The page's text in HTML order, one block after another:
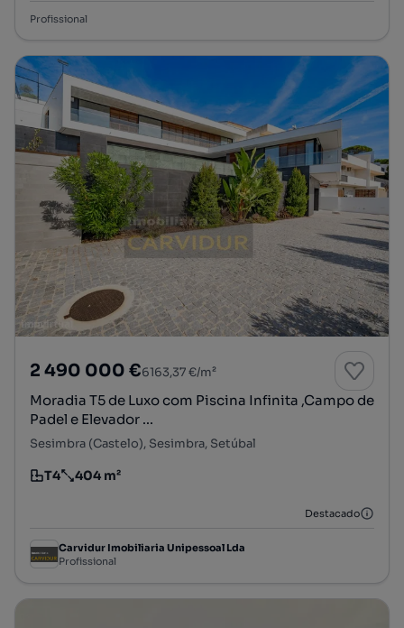
Profissional
2 490 000 €6163,37 €/m²
Moradia T5 de Luxo com Piscina Infinita ,Campo de
Padel e Elevador ...
Sesimbra (Castelo), Sesimbra, Setúbal
Tipologia
T4
Preço por metro quadrado
404 m²
Destacado
Carvidur Imobiliaria Unipessoal Lda
Profissional